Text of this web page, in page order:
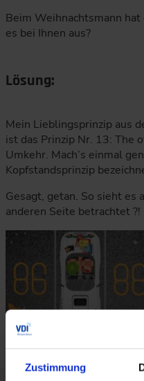
Zustimmung
Beim Weihnachtsmann
es bei Ihnen aus?
Lösung:
Mein Lieblingsprinzip aus
ist das Prinzip Nr. 13: The
Umkehr. Mach’s einmal
Kopfstandsprinzip
Gesagt, getan. So sieht es
anderen Seite betrachtet ?!